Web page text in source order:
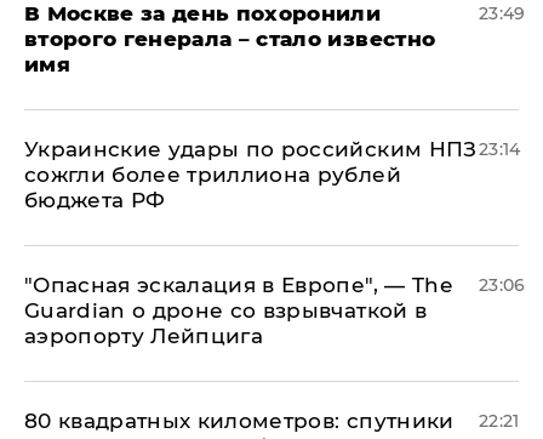
В Москве за день похоронили
второго генерала – стало известно
имя
23:49
Украинские удары по российским НПЗ
сожгли более триллиона рублей
бюджета РФ
23:14
"Опасная эскалация в Европе", — The
Guardian о дроне со взрывчаткой в
аэропорту Лейпцига
23:06
80 квадратных километров: спутники
22:21